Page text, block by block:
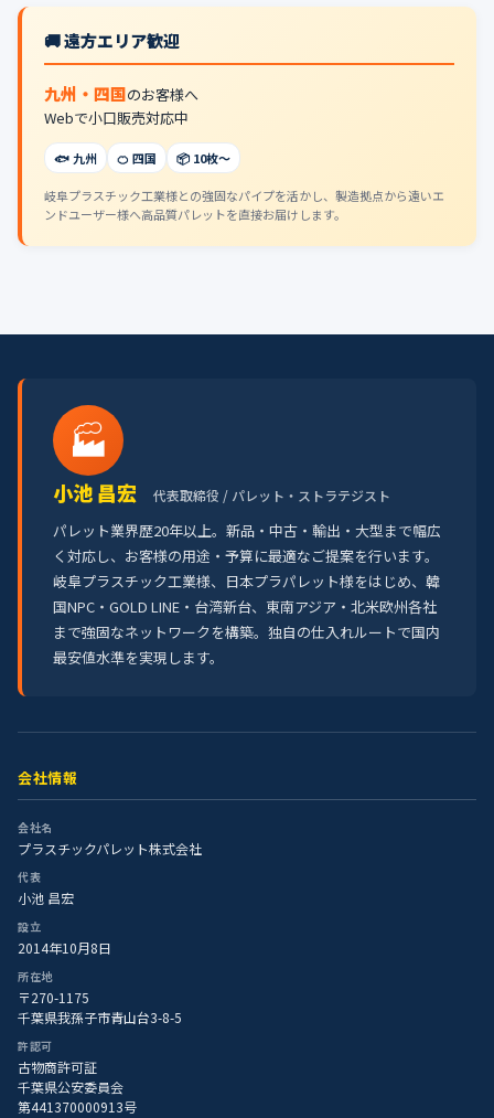
🚚 遠方エリア歓迎
九州・四国のお客様へ
Webで小口販売対応中
🐟 九州 🍊 四国 📦 10枚〜
岐阜プラスチック工業様との強固なパイプを活かし、製造拠点から遠いエ
ンドユーザー様へ高品質パレットを直接お届けします。
🏭
小池 昌宏 代表取締役 / パレット・ストラテジスト
パレット業界歴20年以上。新品・中古・輸出・大型まで幅広
く対応し、お客様の用途・予算に最適なご提案を行います。
岐阜プラスチック工業様、日本プラパレット様をはじめ、韓
国NPC・GOLD LINE・台湾新台、東南アジア・北米欧州各社
まで強固なネットワークを構築。独自の仕入れルートで国内
最安値水準を実現します。
会社情報
会社名
プラスチックパレット株式会社
代表
小池 昌宏
設立
2014年10月8日
所在地
〒270-1175
千葉県我孫子市青山台3-8-5
許認可
古物商許可証
千葉県公安委員会
第441370000913号